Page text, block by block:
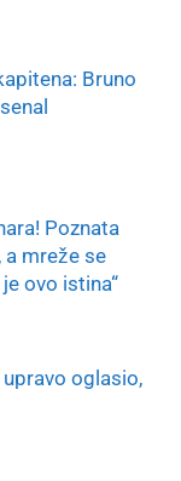
Bruno
Poznata
mreže se
ovo istina“
oglasio,